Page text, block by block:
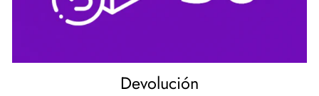
Devolución